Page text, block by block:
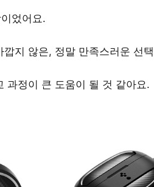
이었어요.
깝지 않은, 정말 만족스러운 선택
과정이 큰 도움이 될 것 같아요.